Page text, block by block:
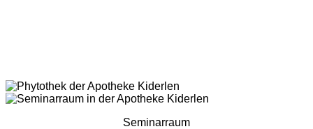
Seminarraum